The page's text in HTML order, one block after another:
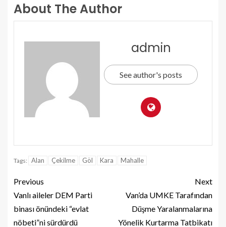
About The Author
admin
See author's posts
Tags: Alan Çekilme Göl Kara Mahalle
Previous
Vanlı aileler DEM Parti
binası önündeki “evlat
nöbeti”ni sürdürdü
Next
Van’da UMKE Tarafından
Düşme Yaralanmalarına
Yönelik Kurtarma Tatbikatı